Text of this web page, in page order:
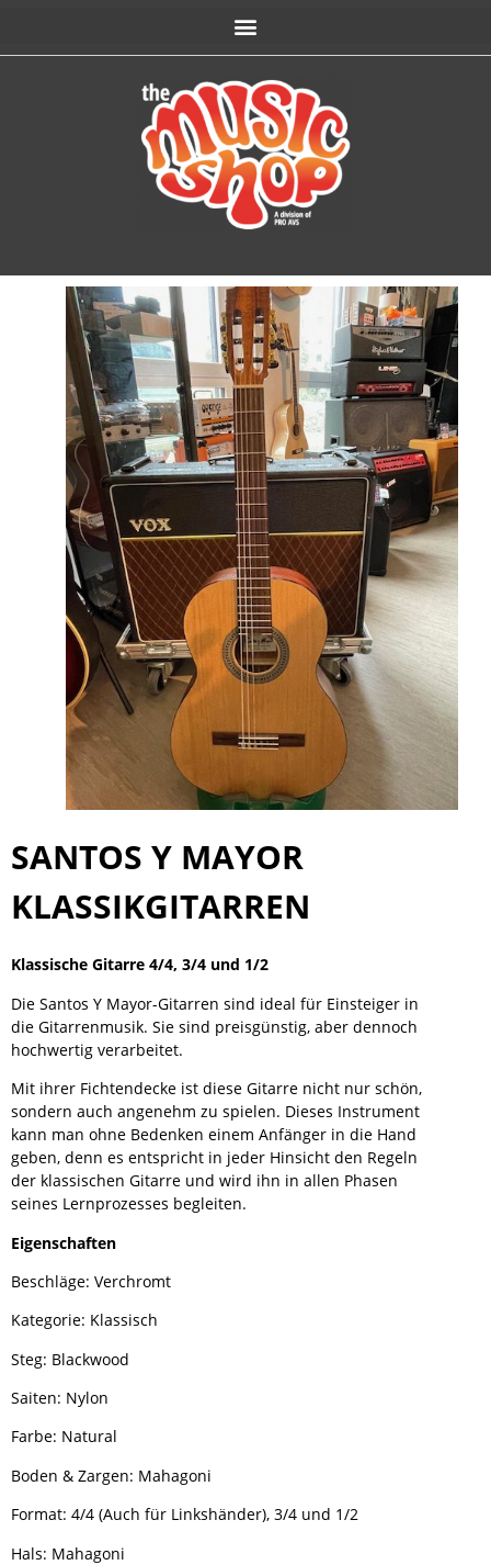
SANTOS Y MAYOR
KLASSIKGITARREN
Klassische Gitarre 4/4, 3/4 und 1/2
Die Santos Y Mayor-Gitarren sind ideal für Einsteiger in
die Gitarrenmusik. Sie sind preisgünstig, aber dennoch
hochwertig verarbeitet.
Mit ihrer Fichtendecke ist diese Gitarre nicht nur schön,
sondern auch angenehm zu spielen. Dieses Instrument
kann man ohne Bedenken einem Anfänger in die Hand
geben, denn es entspricht in jeder Hinsicht den Regeln
der klassischen Gitarre und wird ihn in allen Phasen
seines Lernprozesses begleiten.
Eigenschaften
Beschläge: Verchromt
Kategorie: Klassisch
Steg: Blackwood
Saiten: Nylon
Farbe: Natural
Boden & Zargen: Mahagoni
Format: 4/4 (Auch für Linkshänder), 3/4 und 1/2
Hals: Mahagoni